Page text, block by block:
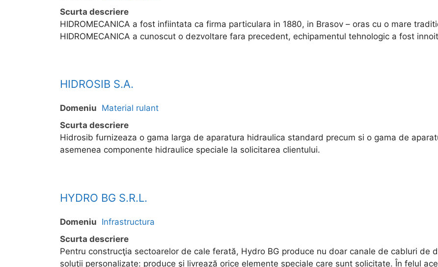
Scurta descriere
HIDROMECANICA a fost infiintata ca firma particulara in 1880, in Brasov – oras cu o mare
HIDROMECANICA a cunoscut o dezvoltare fara precedent, echipamentul tehnologic a fost
HIDROSIB S.A.
Domeniu Material rulant
Scurta descriere
Hidrosib furnizeaza o gama larga de aparatura hidraulica standard precum si o gama de
asemenea componente hidraulice speciale la solicitarea clientului.
HYDRO BG S.R.L.
Domeniu Infrastructura
Scurta descriere
Pentru construcţia sectoarelor de cale ferată, Hydro BG produce nu doar canale de cabluri de
soluţii personalizate: produce şi livrează orice elemente speciale care sunt solicitate. În felul